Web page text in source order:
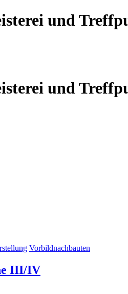
und
und
Vorbildnachbauten
III/IV